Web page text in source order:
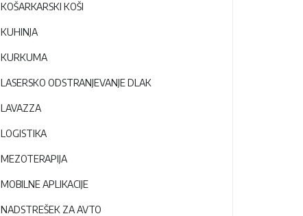
KOŠARKARSKI KOŠI
KUHINJA
KURKUMA
LASERSKO ODSTRANJEVANJE DLAK
LAVAZZA
LOGISTIKA
MEZOTERAPIJA
MOBILNE APLIKACIJE
NADSTREŠEK ZA AVTO